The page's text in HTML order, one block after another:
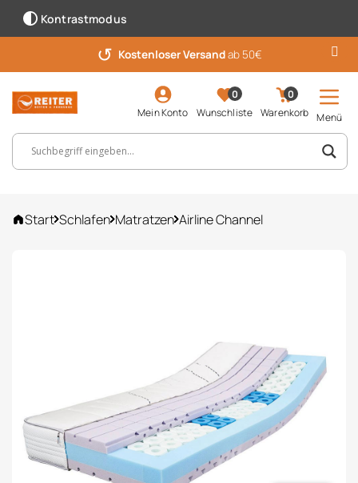
Kontrastmodus
↺ Kostenloser Versandab 50€
Mein Konto
0
Wunschliste
0
Warenkorb
Menü
Suchbegriff, Artikelnummer ...
Start Schlafen Matratzen Airline Channel